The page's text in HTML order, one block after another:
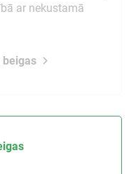
ar nekustamā